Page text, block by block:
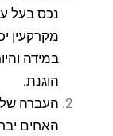
נכס בעל
מקרקעין
במידה
הוגנת.
העברה
האחים